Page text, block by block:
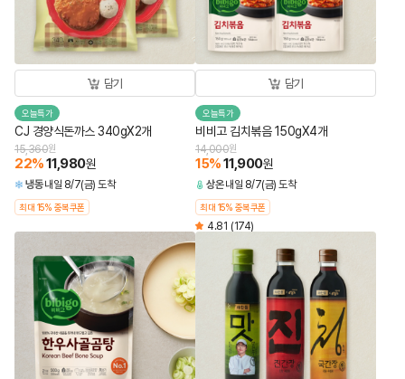
담기
오늘특가
CJ 경양식돈까스 340gX2개
15,360원
22%11,980원
냉동 내일 8/7(금) 도착
최대 15% 중복쿠폰
담기
오늘특가
비비고 김치볶음 150gX4개
14,000원
15%11,900원
상온 내일 8/7(금) 도착
최대 15% 중복쿠폰
4.81 (174)